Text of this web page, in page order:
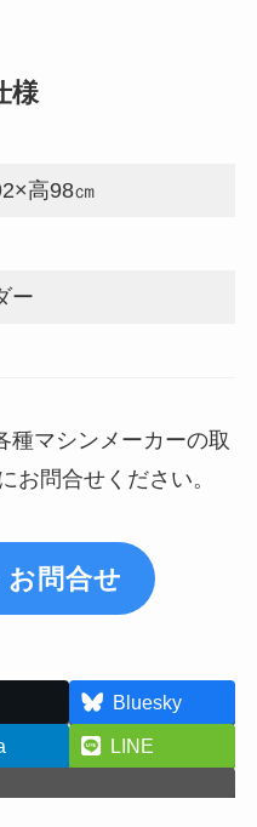
様
高98㎝
ー
種マシンメーカーの取
お問合せください。
お問合せ
Bluesky
LINE